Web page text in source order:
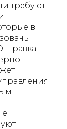
требуют
в